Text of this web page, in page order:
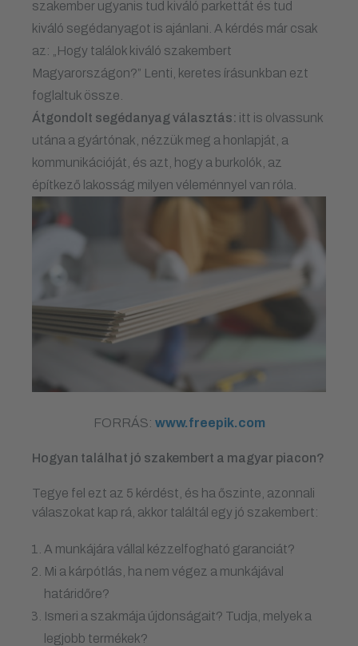
szakember ugyanis tud kiváló parkettát és tud
kiváló segédanyagot is ajánlani. A kérdés már csak
az: „Hogy találok kiváló szakembert
Magyarországon?” Lenti, keretes írásunkban ezt
foglaltuk össze.
Átgondolt segédanyag választás: itt is olvassunk
utána a gyártónak, nézzük meg a honlapját, a
kommunikációját, és azt, hogy a burkolók, az
építkező lakosság milyen véleménnyel van róla.
FORRÁS: www.freepik.com
Hogyan találhat jó szakembert a magyar piacon?
Tegye fel ezt az 5 kérdést, és ha őszinte, azonnali
válaszokat kap rá, akkor találtál egy jó szakembert:
A munkájára vállal kézzelfogható garanciát?
Mi a kárpótlás, ha nem végez a munkájával
határidőre?
Ismeri a szakmája újdonságait? Tudja, melyek a
legjobb termékek?